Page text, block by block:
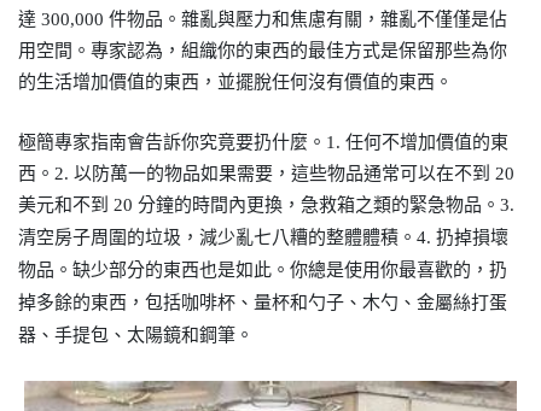
達 300,000 件物品。雜亂與壓力和焦慮有關，雜亂不僅僅是佔
用空間。專家認為，組織你的東西的最佳方式是保留那些為你
的生活增加價值的東西，並擺脫任何沒有價值的東西。
極簡專家指南會告訴你究竟要扔什麼。 1. 任何不增加價值的東
西。2. 以防萬一的物品如果需要，這些物品通常可以在不到 20
美元和不到 20 分鐘的時間內更換，急救箱之類的緊急物品。 3.
清空房子周圍的垃圾，減少亂七八糟的整體體積。 4. 扔掉損壞
物品。缺少部分的東西也是如此。你總是使用你最喜歡的，扔
掉多餘的東西，包括咖啡杯、量杯和勺子、木勺、金屬絲打蛋
器、手提包、太陽鏡和鋼筆。